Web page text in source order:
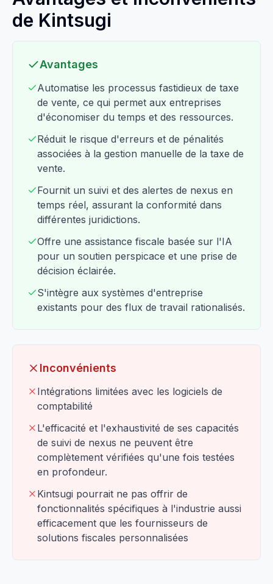
de Kintsugi
Avantages
Automatise les processus fastidieux de taxe
de vente, ce qui permet aux entreprises
d'économiser du temps et des ressources.
Réduit le risque d'erreurs et de pénalités
associées à la gestion manuelle de la taxe de
vente.
Fournit un suivi et des alertes de nexus en
temps réel, assurant la conformité dans
différentes juridictions.
Offre une assistance fiscale basée sur l'IA
pour un soutien perspicace et une prise de
décision éclairée.
S'intègre aux systèmes d'entreprise
existants pour des flux de travail rationalisés.
Inconvénients
Intégrations limitées avec les logiciels de
comptabilité
L'efficacité et l'exhaustivité de ses capacités
de suivi de nexus ne peuvent être
complètement vérifiées qu'une fois testées
en profondeur.
Kintsugi pourrait ne pas offrir de
fonctionnalités spécifiques à l'industrie aussi
efficacement que les fournisseurs de
solutions fiscales personnalisées